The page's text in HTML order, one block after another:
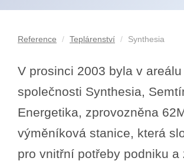
Reference Teplárenství Synthesia
V prosinci 2003 byla v areálu
společnosti Synthesia,
Energetika, zprovozněna
výměníková stanice, která
pro vnitřní potřeby podniku a